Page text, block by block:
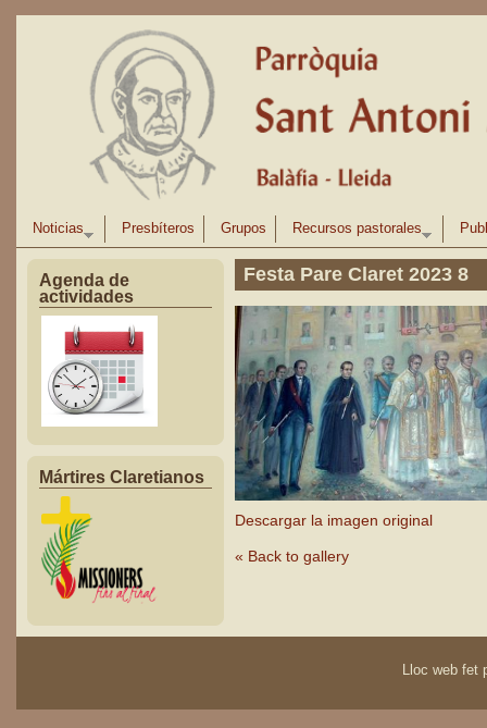
Pasar al contenido principal
Noticias Presbíteros Grupos Recursos pastorales
Agenda de
actividades
Mártires Claretianos
Festa Pare Claret 2023 8
Descargar la imagen original
« Back to gallery
Lloc web fet